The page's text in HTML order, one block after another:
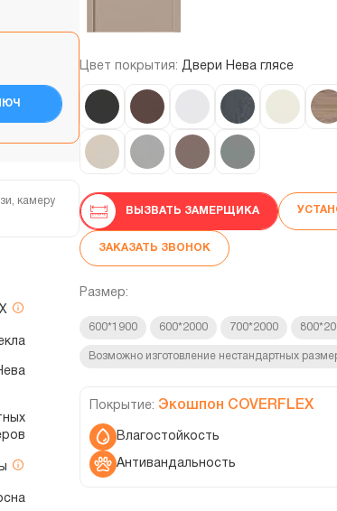
камеру
Цвет покрытия: Двери Нева глясе
ВЫЗВАТЬ ЗАМЕРЩИКА
ЗАКАЗАТЬ ЗВОНОК
Размер:
600*1900 600*2000 700*2000
Возможно изготовление нестандартных
Покрытие: Экошпон COVERFLEX
Влагостойкость
Антивандальность